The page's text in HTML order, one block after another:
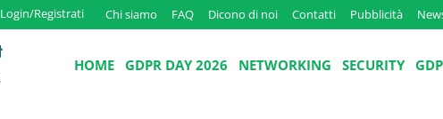
Login/Registrati Chi siamo FAQ Dicono di noi Contatti Pubblicità
HOME GDPR DAY 2026 NETWORKING SECURITY